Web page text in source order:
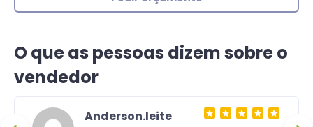
O que as pessoas dizem sobre o
vendedor
Anderson.leite